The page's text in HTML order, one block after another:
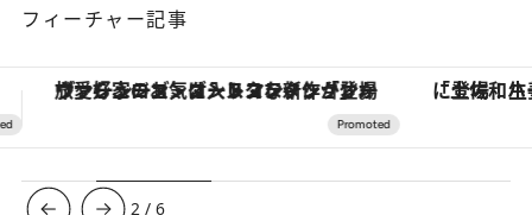
フィーチャー記事
「土佐和ハーブかき氷」がOMO7高知に登場！生姜、山椒、大葉など目にも舌にも涼を呼ぶ郷土の味
3 /6